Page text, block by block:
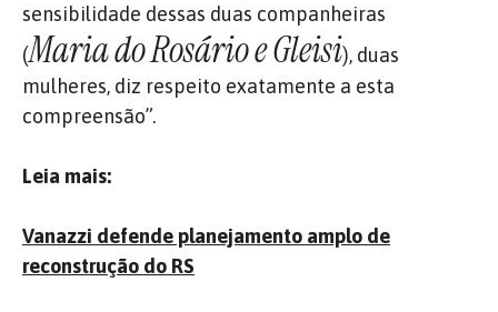
sensibilidade dessas duas companheiras
(Maria do Rosário e Gleisi), duas
mulheres, diz respeito exatamente a esta
compreensão”.
Leia mais:
Vanazzi defende planejamento amplo de
reconstrução do RS